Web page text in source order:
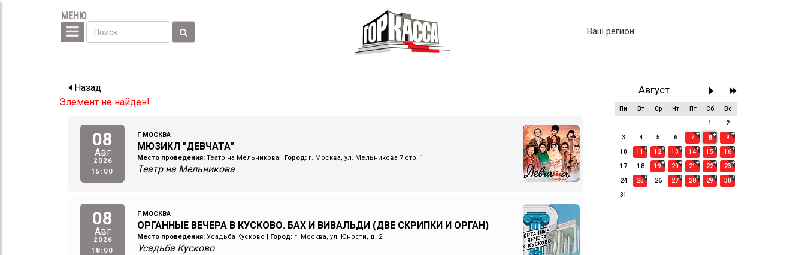
МЕНЮ
Ваш регион:
Август
Пн Вт Ср Чт Пт Сб Вс
1 2
3 4 5 6 7 8 9
10 11 12 13 14 15 16
17 18 19 20 21 22 23
24 25 26 27 28 29 30
31
Назад
Элемент не найден!
08
Авг
2026
15:00
Г МОСКВА
МЮЗИКЛ "ДЕВЧАТА"
Место проведения:Театр на Мельникова | Город:г. Москва, ул. Мельникова 7 стр. 1
Театр на Мельникова
08
Авг
2026
18:00
Г МОСКВА
ОРГАННЫЕ ВЕЧЕРА В КУСКОВО. БАХ И ВИВАЛЬДИ (ДВЕ СКРИПКИ И ОРГАН)
Место проведения:Усадьба Кусково | Город:г. Москва, ул. Юности, д. 2
Усадьба Кусково